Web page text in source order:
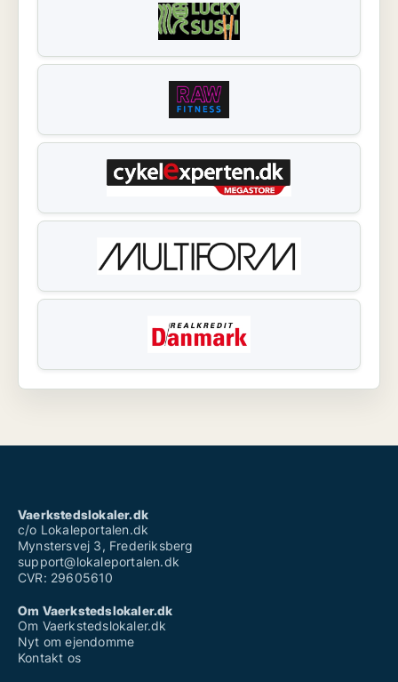
Vaerkstedslokaler.dk
c/o Lokaleportalen.dk
Mynstersvej 3, Frederiksberg
support@lokaleportalen.dk
CVR: 29605610
Om Vaerkstedslokaler.dk
Om Vaerkstedslokaler.dk
Nyt om ejendomme
Kontakt os